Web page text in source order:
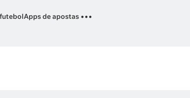
Apps de apostas ...